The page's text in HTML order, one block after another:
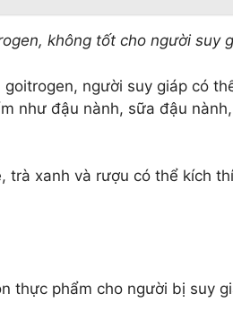
không tốt cho người suy
người suy giáp có
như đậu nành, sữa đậu
trà xanh và rượu có thể kích
thực phẩm cho người bị suy